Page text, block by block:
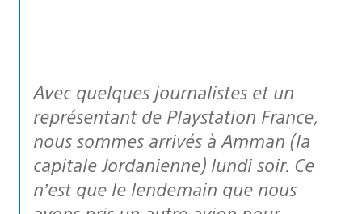
Avec quelques journalistes et un
représentant de Playstation France,
nous sommes arrivés à Amman (la
capitale Jordanienne) lundi soir. Ce
n’est que le lendemain que nous